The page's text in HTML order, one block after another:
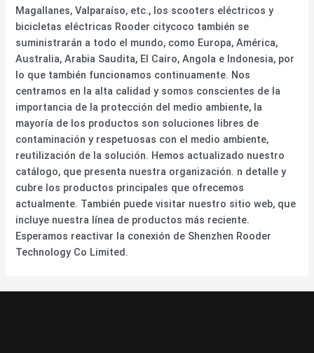
Magallanes, Valparaíso, etc., los scooters eléctricos y
bicicletas eléctricas Rooder citycoco también se
suministrarán a todo el mundo, como Europa, América,
Australia, Arabia Saudita, El Cairo, Angola e Indonesia, por
lo que también funcionamos continuamente. Nos
centramos en la alta calidad y somos conscientes de la
importancia de la protección del medio ambiente, la
mayoría de los productos son soluciones libres de
contaminación y respetuosas con el medio ambiente,
reutilización de la solución. Hemos actualizado nuestro
catálogo, que presenta nuestra organización. n detalle y
cubre los productos principales que ofrecemos
actualmente. También puede visitar nuestro sitio web, que
incluye nuestra línea de productos más reciente.
Esperamos reactivar la conexión de Shenzhen Rooder
Technology Co Limited.